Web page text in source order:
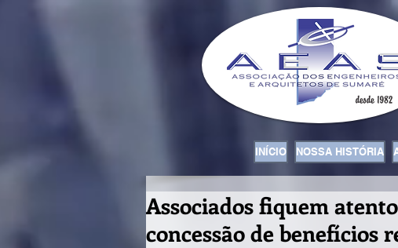
INÍCIO NOSSA HISTÓRIA
Associados fiquem
concessão de benefícios